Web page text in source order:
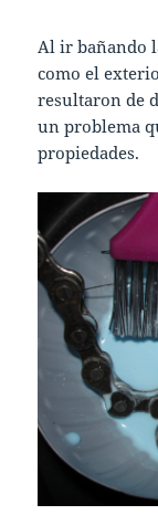
Al ir bañando
como el
resultaron de
un problema
propiedades.